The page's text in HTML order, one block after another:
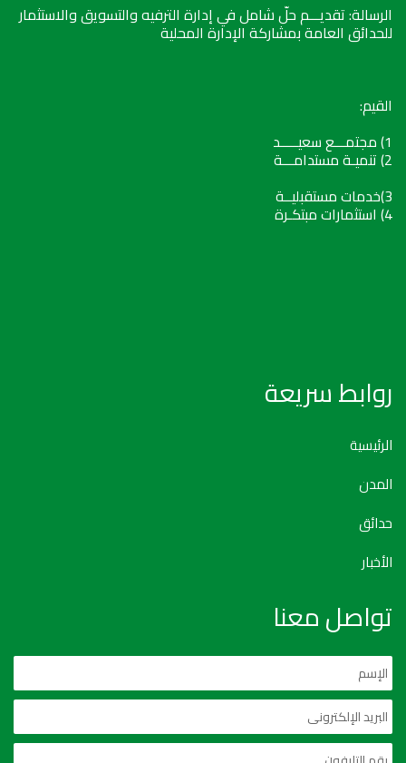
الرسالة: تقديـــم حلّ شامل في إدارة الترفيه والتسويق والاستثمار
للحدائق العامة بمشاركة الإدارة المحلية
القيم:
1) مجتمـــع سعيـــــد
2) تنميـة مستدامـــة
3)خدمات مستقبليــة
4) استثمارات مبتكـرة
روابط سريعة
الرئيسية
المدن
حدائق
الأخبار
تواصل معنا